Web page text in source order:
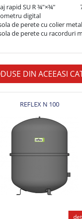
SU R ¾"×¾"	                7613000
9119198
de perete cu colier metalic
DIN ACEEASI
REFLEX N 100